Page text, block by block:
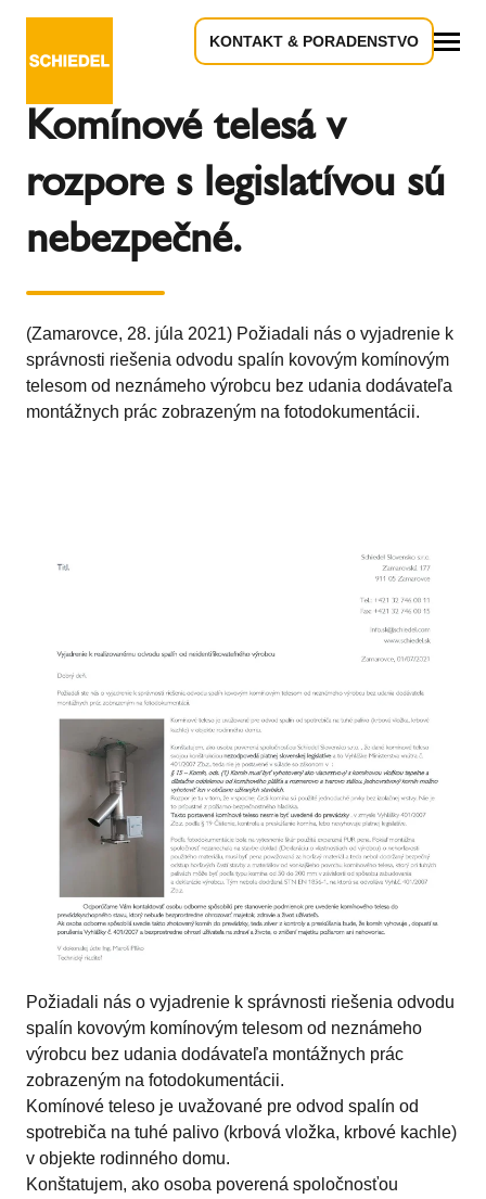
KONTAKT & PORADENSTVO
Komínové telesá v
rozpore s legislatívou sú
nebezpečné.
(Zamarovce, 28. júla 2021) Požiadali nás o vyjadrenie k
správnosti riešenia odvodu spalín kovovým komínovým
telesom od neznámeho výrobcu bez udania dodávateľa
montážnych prác zobrazeným na fotodokumentácii.
Požiadali nás o vyjadrenie k správnosti riešenia odvodu
spalín kovovým komínovým telesom od neznámeho
výrobcu bez udania dodávateľa montážnych prác
zobrazeným na fotodokumentácii.
Komínové teleso je uvažované pre odvod spalín od
spotrebiča na tuhé palivo (krbová vložka, krbové kachle)
v objekte rodinného domu.
Konštatujem, ako osoba poverená spoločnosťou